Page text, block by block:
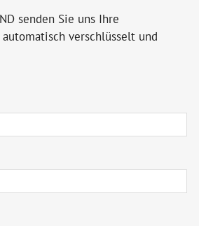
senden Sie uns Ihre
verschlüsselt und